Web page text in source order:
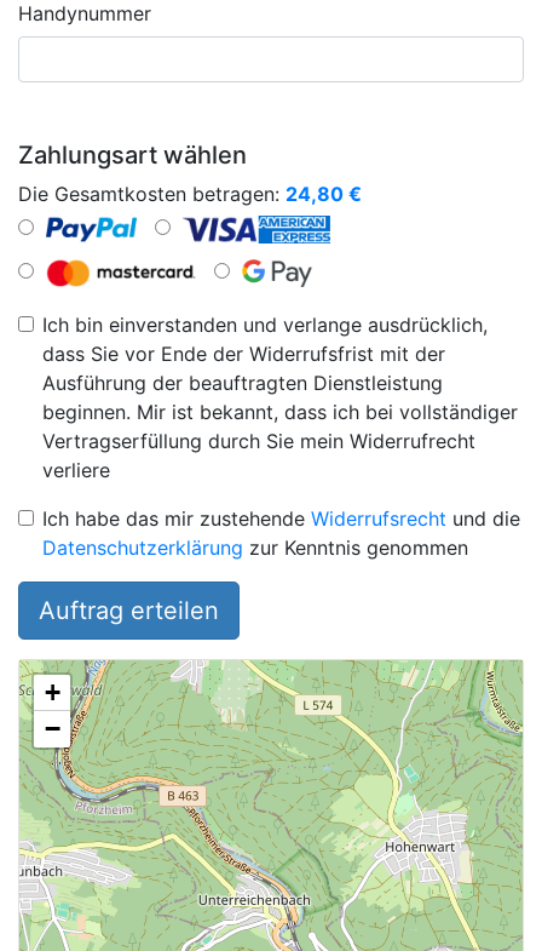
Handynummer
Zahlungsart wählen
Die Gesamtkosten betragen: 24,80 €
Ich bin einverstanden und verlange ausdrücklich,
dass Sie vor Ende der Widerrufsfrist mit der
Ausführung der beauftragten Dienstleistung
beginnen. Mir ist bekannt, dass ich bei vollständiger
Vertragserfüllung durch Sie mein Widerrufrecht
verliere
Ich habe das mir zustehende Widerrufsrecht und die
Datenschutzerklärung zur Kenntnis genommen
Auftrag erteilen
+
−